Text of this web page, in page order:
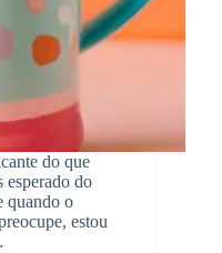
do que
esperado do
quando o
estou